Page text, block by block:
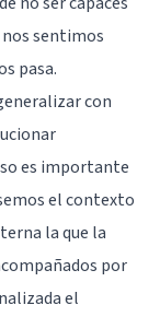
sentimos
pasa.
con
es importante
el contexto
la que la
por
el